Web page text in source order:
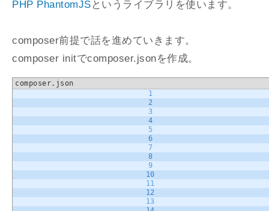
PHP PhantomJS というライブラリを使います。
composer前提で話を進めていきます。
composer initでcomposer.jsonを作成。
composer.json
1
2
3
4
5
6
7
8
9
10
11
12
13